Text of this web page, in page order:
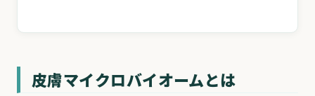
皮膚マイクロバイオームとは